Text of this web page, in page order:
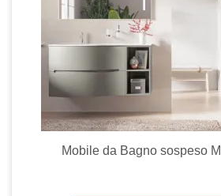
Mobile da Bagno sospeso